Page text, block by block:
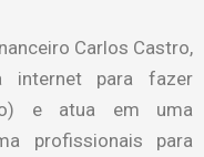
Carlos Castro,
internet para fazer
e atua em uma
profissionais para